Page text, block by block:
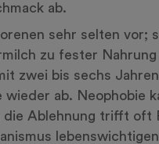
ab.
sehr selten vor;
zu fester
zwei bis sechs
ab. Neophobie
die Ablehnung trifft oft